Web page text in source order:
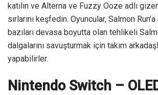
katılın ve Alterna ve Fuzzy Ooze adlı
sırlarını keşfedin. Oyuncular, Salmon Run’a
bazıları devasa boyutta olan tehlikeli
dalgalarını savuşturmak için takım
yapabilirler.
Nintendo Switch –